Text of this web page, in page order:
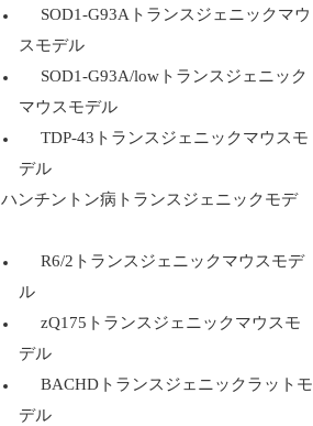
SOD1-G93Aトランスジェニックマウ
スモデル
SOD1-G93A/lowトランスジェニック
マウスモデル
TDP-43トランスジェニックマウスモ
デル
ハンチントン病トランスジェニックモデ
R6/2トランスジェニックマウスモデ
ル
zQ175トランスジェニックマウスモ
デル
BACHDトランスジェニックラットモ
デル